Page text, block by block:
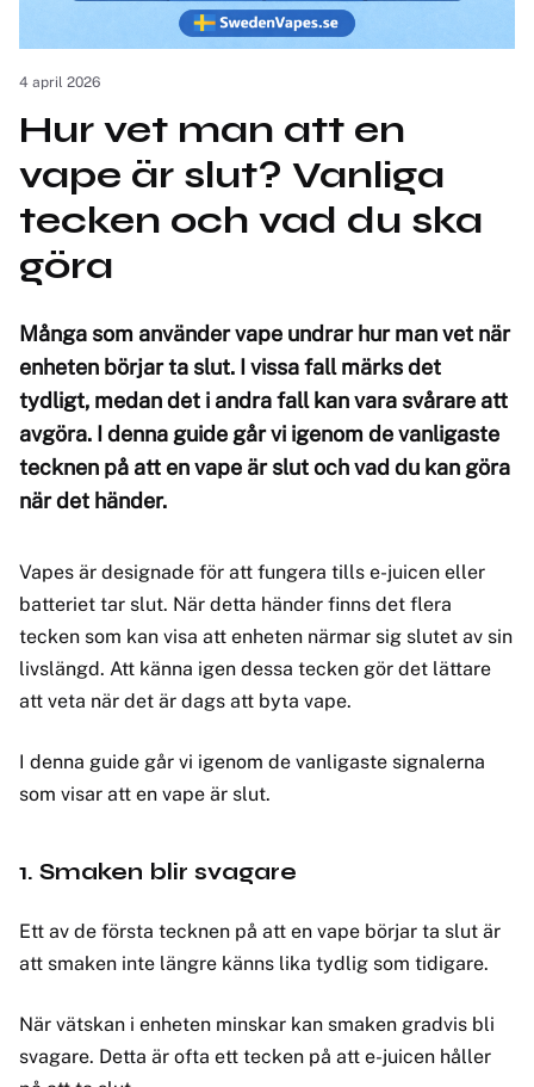
4 april 2026
Hur vet man att en
vape är slut? Vanliga
tecken och vad du ska
göra
Många som använder vape undrar hur man vet när
enheten börjar ta slut. I vissa fall märks det
tydligt, medan det i andra fall kan vara svårare att
avgöra. I denna guide går vi igenom de vanligaste
tecknen på att en vape är slut och vad du kan göra
när det händer.
Vapes är designade för att fungera tills e-juicen eller
batteriet tar slut. När detta händer finns det flera
tecken som kan visa att enheten närmar sig slutet av sin
livslängd. Att känna igen dessa tecken gör det lättare
att veta när det är dags att byta vape.
I denna guide går vi igenom de vanligaste signalerna
som visar att en vape är slut.
1. Smaken blir svagare
Ett av de första tecknen på att en vape börjar ta slut är
att smaken inte längre känns lika tydlig som tidigare.
När vätskan i enheten minskar kan smaken gradvis bli
svagare. Detta är ofta ett tecken på att e-juicen håller